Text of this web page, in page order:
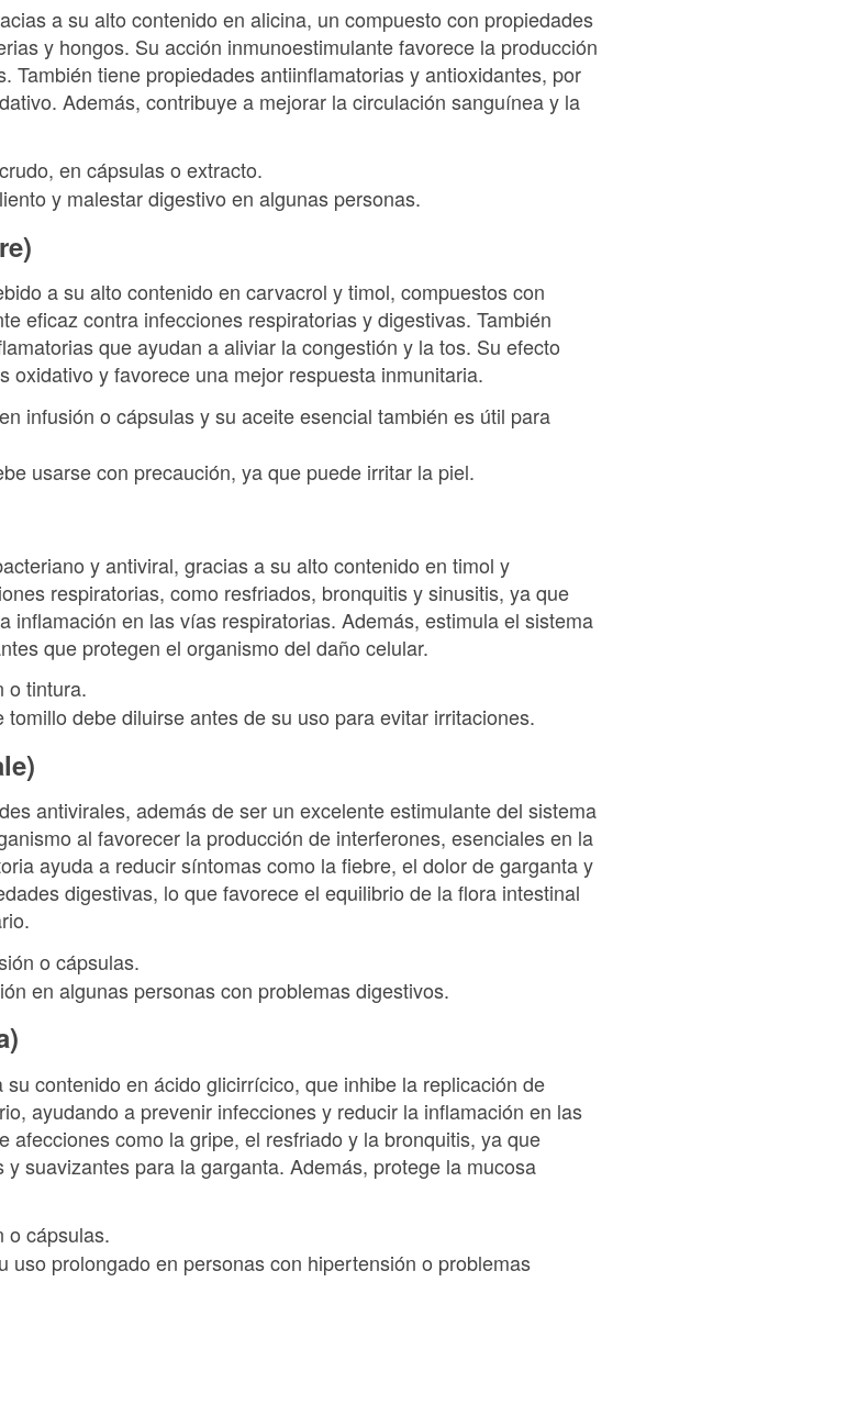
a su alto contenido en alicina, un compuesto con propiedades
y hongos. Su acción inmunoestimulante favorece la producción
También tiene propiedades antiinflamatorias y antioxidantes, por
Además, contribuye a mejorar la circulación sanguínea y la
en cápsulas o extracto.
y malestar digestivo en algunas personas.
a su alto contenido en carvacrol y timol, compuestos con
eficaz contra infecciones respiratorias y digestivas. También
que ayudan a aliviar la congestión y la tos. Su efecto
oxidativo y favorece una mejor respuesta inmunitaria.
infusión o cápsulas y su aceite esencial también es útil para
usarse con precaución, ya que puede irritar la piel.
y antiviral, gracias a su alto contenido en timol y
respiratorias, como resfriados, bronquitis y sinusitis, ya que
inflamación en las vías respiratorias. Además, estimula el sistema
que protegen el organismo del daño celular.
o tintura.
tomillo debe diluirse antes de su uso para evitar irritaciones.
antivirales, además de ser un excelente estimulante del sistema
al favorecer la producción de interferones, esenciales en la
ayuda a reducir síntomas como la fiebre, el dolor de garganta y
digestivas, lo que favorece el equilibrio de la flora intestinal
o cápsulas.
en algunas personas con problemas digestivos.
contenido en ácido glicirrícico, que inhibe la replicación de
ayudando a prevenir infecciones y reducir la inflamación en las
afecciones como la gripe, el resfriado y la bronquitis, ya que
suavizantes para la garganta. Además, protege la mucosa
o cápsulas.
uso prolongado en personas con hipertensión o problemas